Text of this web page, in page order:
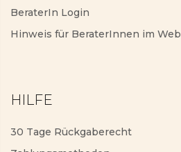
BeraterIn Login
Hinweis für BeraterInnen im Web
HILFE
30 Tage Rückgaberecht